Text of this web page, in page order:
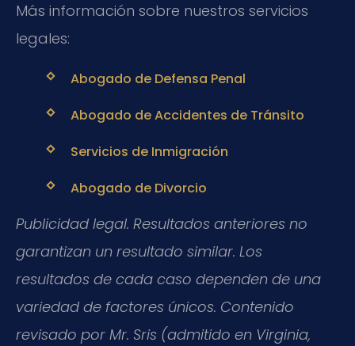
Más información sobre nuestros servicios
legales:
Abogado de Defensa Penal
Abogado de Accidentes de Tránsito
Servicios de Inmigración
Abogado de Divorcio
Publicidad legal. Resultados anteriores no
garantizan un resultado similar. Los
resultados de cada caso dependen de una
variedad de factores únicos. Contenido
revisado por Mr. Sris (admitido en Virginia,